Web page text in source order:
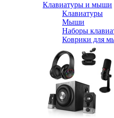
Клавиатуры и мыши
Клавиатуры
Мыши
Наборы
Коврики для